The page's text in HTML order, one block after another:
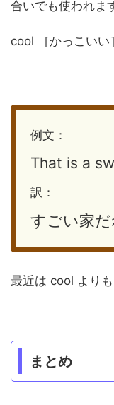
合いでも使われま
cool ［かっこいい
例文：
That is a
訳：
すごい家だ
最近は cool より
まとめ